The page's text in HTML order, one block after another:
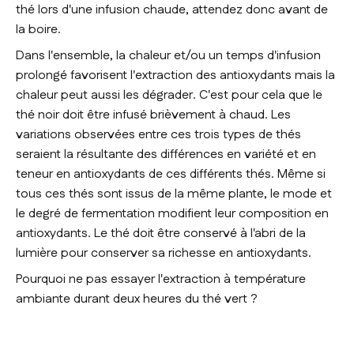
thé lors d'une infusion chaude, attendez donc avant de
la boire.
Dans l'ensemble, la chaleur et/ou un temps d'infusion
prolongé favorisent l'extraction des antioxydants mais la
chaleur peut aussi les dégrader. C'est pour cela que le
thé noir doit être infusé brièvement à chaud. Les
variations observées entre ces trois types de thés
seraient la résultante des différences en variété et en
teneur en antioxydants de ces différents thés. Même si
tous ces thés sont issus de la même plante, le mode et
le degré de fermentation modifient leur composition en
antioxydants. Le thé doit être conservé à l'abri de la
lumière pour conserver sa richesse en antioxydants.
Pourquoi ne pas essayer l'extraction à température
ambiante durant deux heures du thé vert ?